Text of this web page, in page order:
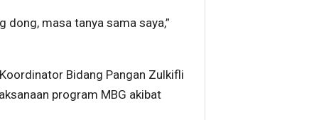
dong, masa tanya sama saya,”
Bidang Pangan Zulkifli
program MBG akibat